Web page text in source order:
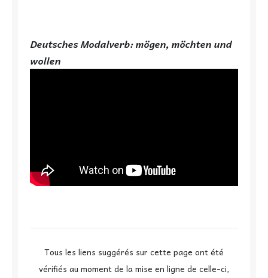
Deutsches Modalverb: mögen, möchten und
wollen
Tous les liens suggérés sur cette page ont été
vérifiés au moment de la mise en ligne de celle-ci,